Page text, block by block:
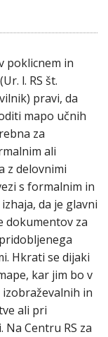
poklicnem in
l. RS št.
pravi, da
mapo učnih
za
ali
z delovnimi
s formalnim in
da je glavni
dokumentov za
Hkrati se dijaki
kar jim bo v
in
ali pri
Centru RS za